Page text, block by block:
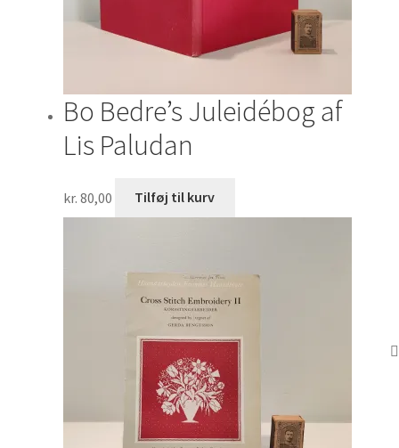
Bo Bedre’s Juleidébog af
Lis Paludan
kr. 80,00 Tilføj til kurv